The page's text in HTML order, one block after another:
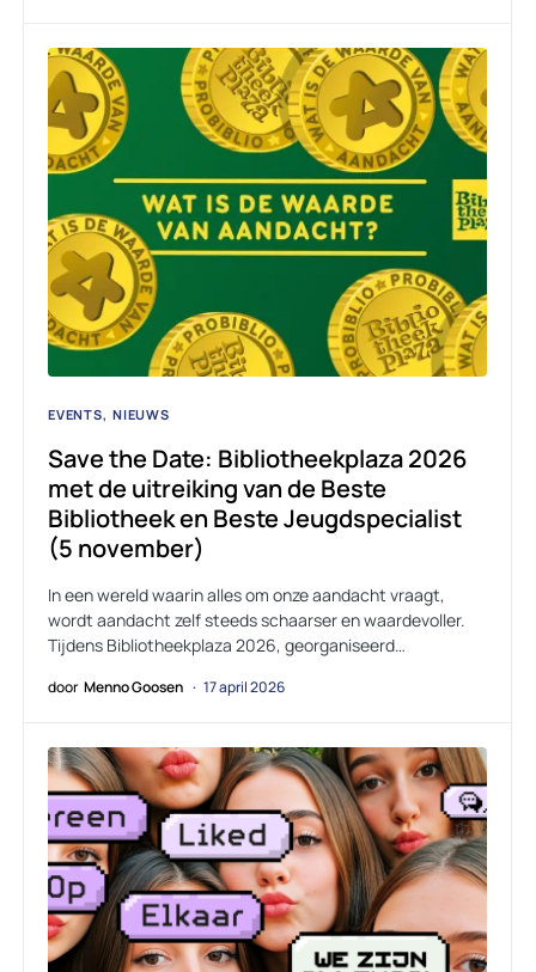
EVENTS NIEUWS
Save the Date: Bibliotheekplaza 2026
met de uitreiking van de Beste
Bibliotheek en Beste Jeugdspecialist
(5 november)
In een wereld waarin alles om onze aandacht vraagt,
wordt aandacht zelf steeds schaarser en waardevoller.
Tijdens Bibliotheekplaza 2026, georganiseerd…
door Menno Goosen 17 april 2026